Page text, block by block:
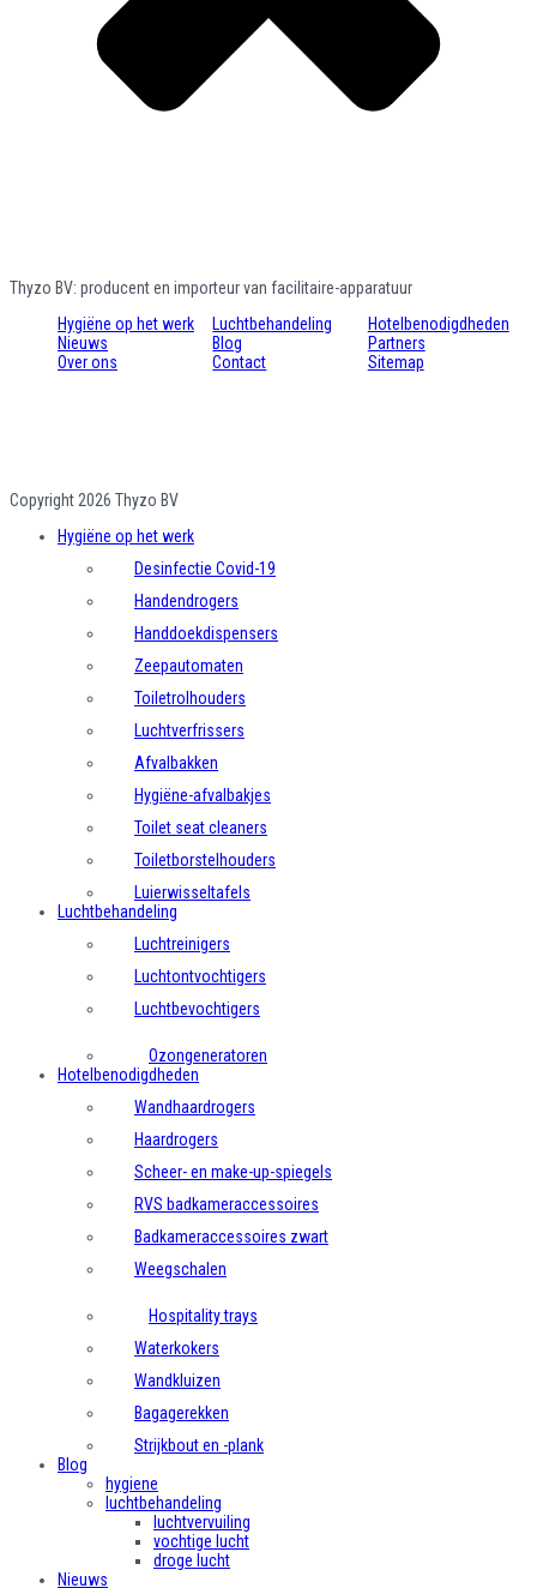
Thyzo BV: producent en importeur van facilitaire-apparatuur
Hygiëne op het werk
Luchtbehandeling
Hotelbenodigdheden
Nieuws
Blog
Partners
Over ons
Contact Sitemap
Copyright 2026 Thyzo BV
Hygiëne op het werk
Desinfectie Covid-19
Handendrogers
Handdoekdispensers
Zeepautomaten
Toiletrolhouders
Luchtverfrissers
Afvalbakken
Hygiëne-afvalbakjes
Toilet seat cleaners
Toiletborstelhouders
Luierwisseltafels
Luchtbehandeling
Luchtreinigers
Luchtontvochtigers
Luchtbevochtigers
Ozongeneratoren
Hotelbenodigdheden
Wandhaardrogers
Haardrogers
Scheer- en make-up-spiegels
RVS badkameraccessoires
Badkameraccessoires zwart
Weegschalen
Hospitality trays
Waterkokers
Wandkluizen
Bagagerekken
Strijkbout en -plank
Blog
hygiene
luchtbehandeling
luchtvervuiling
vochtige lucht
droge lucht
Nieuws